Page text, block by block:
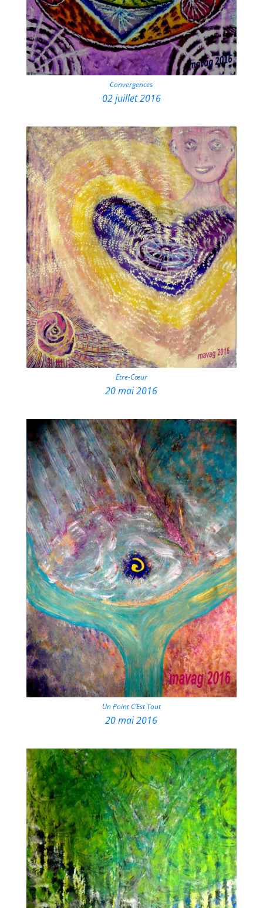
Convergences
02 juillet 2016
Etre-Cœur
20 mai 2016
Un Point C’Est Tout
20 mai 2016